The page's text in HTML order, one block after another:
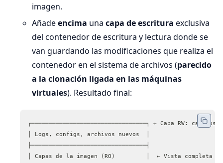
imagen.
Añadeencima una capa de escritura exclusiva
del contenedor de escritura y lectura donde se
van guardando las modificaciones que realiza el
contenedor en el sistema de archivos (parecido
a la clonación ligada en las máquinas
virtuales). Resultado final:
┌─────────────────────────────────┐ ← Capa RW:
│ Logs, configs, archivos nuevos  │
├─────────────────────────────────┤
│ Capas de la imagen (RO)         │  ← Vista completa